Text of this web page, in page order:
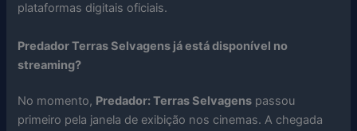
plataformas digitais oficiais.
Predador Terras Selvagens já está disponível no
streaming?
No momento, Predador: Terras Selvagens passou
primeiro pela janela de exibição nos cinemas. A chegada